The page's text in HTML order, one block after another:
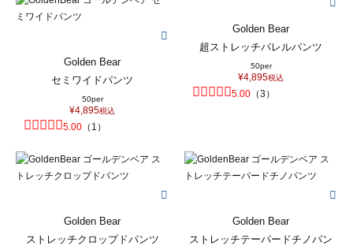
Golden Bear
セミワイドパンツ
50per
¥4,895税込
5.00 （ 1 ）
Golden Bear
超ストレッチバレルパンツ
50per
¥4,895税込
5.00 （3 ）
Golden Bear
ストレッチクロップドパンツ
Golden Bear
ストレッチテーパードチノパン